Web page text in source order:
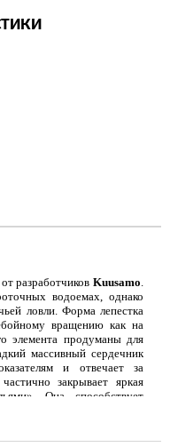
разработчиков Kuusamo.
водоемах, однако
ловли. Форма лепестка
вращению как на
элемента продуманы для
массивный сердечник
и отвечает за
закрывает яркая
Она способствует
проводке. Благодаря
при анимации получает
личинкой.